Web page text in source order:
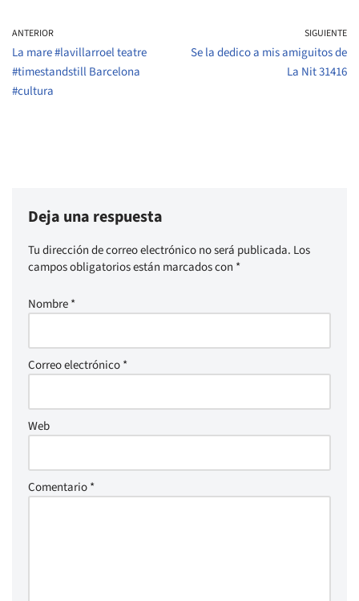
ANTERIOR
La mare #lavillarroel teatre
#timestandstill Barcelona
#cultura
SIGUIENTE
Se la dedico a mis amiguitos de
La Nit 31416
Deja una respuesta
Tu dirección de correo electrónico no será publicada. Los
campos obligatorios están marcados con *
Nombre*
Correo electrónico*
Web
Comentario*